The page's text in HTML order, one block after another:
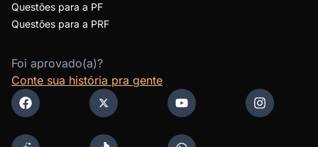
Questões para a PF
Questões para a PRF
Foi aprovado(a)?
Conte sua história pra gente